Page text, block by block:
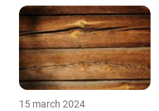
15 march 2024